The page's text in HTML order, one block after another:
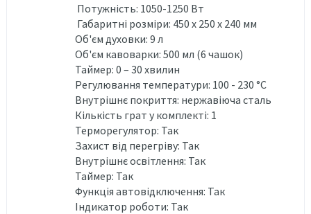
Потужність: 1050-1250 Вт
Габаритні розміри: 450 х 250 х 240 мм
Об'єм духовки: 9 л
Об'єм кавоварки: 500 мл (6 чашок)
Таймер: 0 – 30 хвилин
Регулювання температури: 100 - 230 °C
Внутрішнє покриття: нержавіюча сталь
Кількість грат у комплекті: 1
Терморегулятор: Так
Захист від перегріву: Так
Внутрішнє освітлення: Так
Таймер: Так
Функція автовідключення: Так
Індикатор роботи: Так